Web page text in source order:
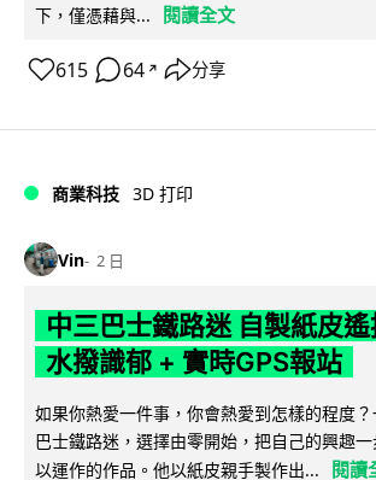
下，僅憑藉與...
閱讀全文
615 64 ↗ 分享
商業科技 3D 打印
Vin 2 日
中三巴士鐵路迷 自製紙皮
水撥識郁 + 實時GPS報站
如果你熱愛一件事，你會熱愛到怎樣的程度
巴士鐵路迷，選擇由零開始，把自己的興趣
以運作的作品。他以紙皮親手製作出...
閱讀